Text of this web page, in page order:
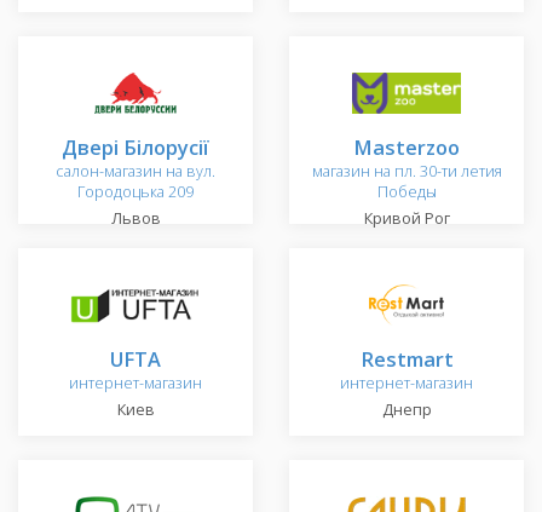
Двері Білорусії
салон-магазин на вул.
Городоцька 209
Львов
Masterzoo
магазин на пл. 30-ти летия
Победы
Кривой Рог
UFTA
интернет-магазин
Киев
Restmart
интернет-магазин
Днепр